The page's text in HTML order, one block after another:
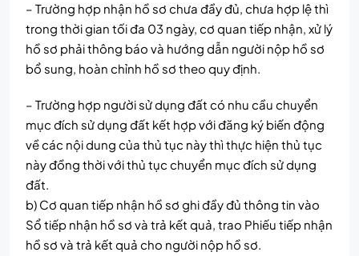
– Trường hợp nhận hồ sơ chưa đầy đủ, chưa hợp lệ thì
trong thời gian tối đa 03 ngày, cơ quan tiếp nhận, xử lý
hồ sơ phải thông báo và hướng dẫn người nộp hồ sơ
bổ sung, hoàn chỉnh hồ sơ theo quy định.
– Trường hợp người sử dụng đất có nhu cầu chuyển
mục đích sử dụng đất kết hợp với đăng ký biến động
về các nội dung của thủ tục này thì thực hiện thủ tục
này đồng thời với thủ tục chuyển mục đích sử dụng
đất.
b) Cơ quan tiếp nhận hồ sơ ghi đầy đủ thông tin vào
Sổ tiếp nhận hồ sơ và trả kết quả, trao Phiếu tiếp nhận
hồ sơ và trả kết quả cho người nộp hồ sơ.